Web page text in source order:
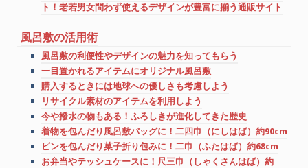
ト！老若男女問わず使えるデザインが豊富に揃う通販サイト
風呂敷の活用術
風呂敷の利便性やデザインの魅力を知ってもらう
一目置かれるアイテムにオリジナル風呂敷
購入するときには地球への優しさも考慮しよう
リサイクル素材のアイテムを利用しよう
今や撥水の物もある！ふろしきが進化してきた歴史
着物を包んだり風呂敷バッグに！二四巾（にしはば）約90cm
ビンを包んだり菓子折り包みに！二巾（ふたはば）約68cm
お弁当やテッシュケースに！尺三巾（しゃくさんはば）約